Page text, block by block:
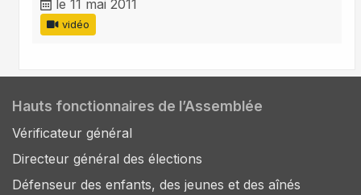
le 11 mai 2011
vidéo
Hauts fonctionnaires de l’Assemblée
Vérificateur général
Directeur général des élections
Défenseur des enfants, des jeunes et des aînés